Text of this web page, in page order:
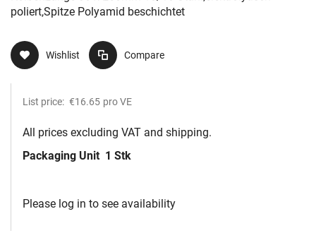
poliert,Spitze Polyamid beschichtet
Wishlist Compare
List price: €16.65 pro VE
All prices excluding VAT and shipping.
Packaging Unit 1 Stk
Please log in to see availability